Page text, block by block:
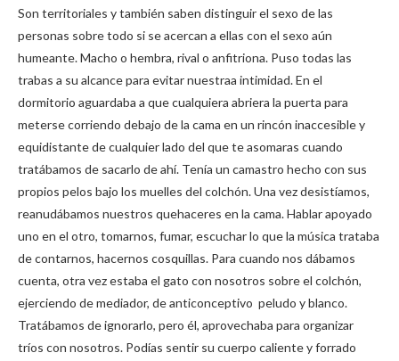
Son territoriales y también saben distinguir el sexo de las
personas sobre todo si se acercan a ellas con el sexo aún
humeante. Macho o hembra, rival o anfitriona. Puso todas las
trabas a su alcance para evitar nuestraa intimidad. En el
dormitorio aguardaba a que cualquiera abriera la puerta para
meterse corriendo debajo de la cama en un rincón inaccesible y
equidistante de cualquier lado del que te asomaras cuando
tratábamos de sacarlo de ahí. Tenía un camastro hecho con sus
propios pelos bajo los muelles del colchón. Una vez desistíamos,
reanudábamos nuestros quehaceres en la cama. Hablar apoyado
uno en el otro, tomarnos, fumar, escuchar lo que la música trataba
de contarnos, hacernos cosquillas. Para cuando nos dábamos
cuenta, otra vez estaba el gato con nosotros sobre el colchón,
ejerciendo de mediador, de anticonceptivo peludo y blanco.
Tratábamos de ignorarlo, pero él, aprovechaba para organizar
tríos con nosotros. Podías sentir su cuerpo caliente y forrado